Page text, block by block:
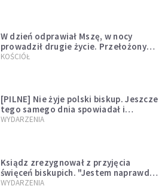
W dzień odprawiał Mszę, w nocy
prowadził drugie życie. Przełożony
kazał mu opuścić zakon
KOŚCIÓŁ
[PILNE] Nie żyje polski biskup. Jeszcze
tego samego dnia spowiadał i
sprawował Mszę świętą
WYDARZENIA
Ksiądz zrezygnował z przyjęcia
święceń biskupich. "Jestem naprawdę
niegodny"
WYDARZENIA